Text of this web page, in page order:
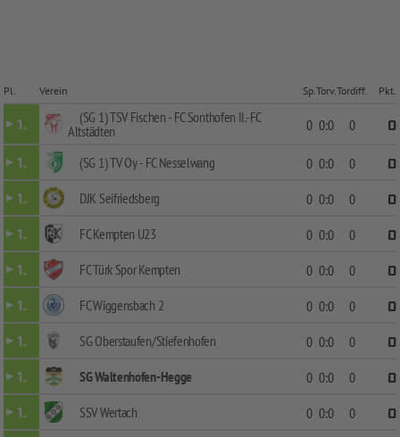
Pl. Verein Sp. Torv.Tordiff. Pkt.
1.
(SG 1) TSV Fischen - FC Sonthofen II.-FC
Altstädten
0 0:0 0
0
1.
(SG 1) TV Oy - FC Nesselwang 0 0:0 0
0
1.
DJK Seifriedsberg 0 0:0 0
0
1.
FC Kempten U23 0 0:0 0
0
1.
FC Türk Spor Kempten 0 0:0 0
0
1.
FC Wiggensbach 2 0 0:0 0
0
1.
SG Oberstaufen/Stiefenhofen 0 0:0 0
0
1.
SG Waltenhofen-Hegge 0 0:0 0
0
1.
SSV Wertach 0 0:0 0
0